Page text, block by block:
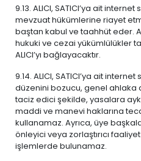
9.13. ALICI, SATICI’ya ait
mevzuat hükümlerine riayet
baştan kabul ve taahhüt eder.
hukuki ve cezai yükümlülükler
ALICI’yı bağlayacaktır.
9.14. ALICI, SATICI’ya ait
düzenini bozucu, genel ahlaka
taciz edici şekilde, yasalara
maddi ve manevi haklarına
kullanamaz. Ayrıca, üye
önleyici veya zorlaştırıcı
işlemlerde bulunamaz.